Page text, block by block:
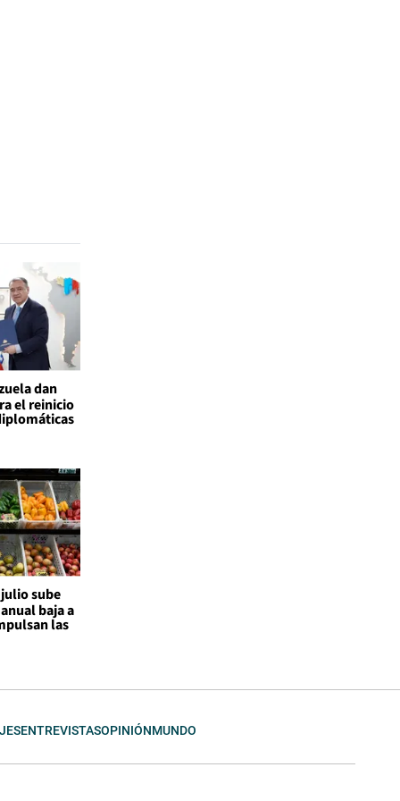
dan
el reinicio
julio sube
baja a
las
ENTREVISTASOPINIÓNMUNDO